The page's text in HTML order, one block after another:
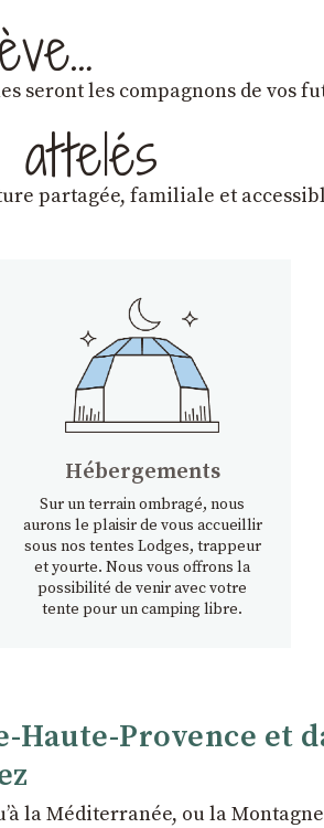
seront les compagnons de vos
partagée, familiale et
Hébergements
Sur un terrain ombragé, nous
aurons le plaisir de vous accueillir
sous nos tentes Lodges, trappeur
et yourte. Nous vous offrons la
possibilité de venir avec votre
tente pour un camping libre.
Haute-Provence et
la Méditerranée, ou la